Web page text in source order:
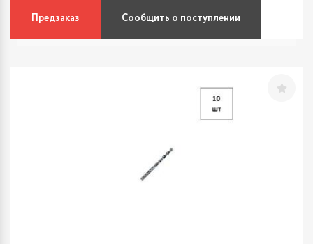
Предзаказ Сообщить о поступлении